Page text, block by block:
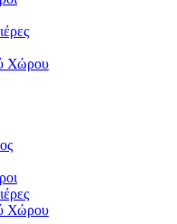
Χώρου
Χώρου